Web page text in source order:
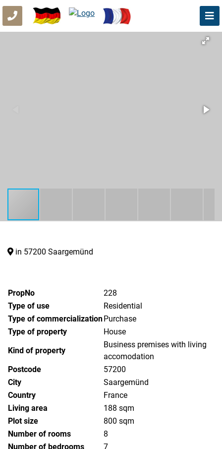
in 57200 Saargemünd
PropNo
228
Type of use
Residential
Type of commercializationPurchase
Type of property
House
Kind of property
Business premises with living
accomodation
Postcode
57200
City
Saargemünd
Country
France
Living area
188 sqm
Plot size
800 sqm
Number of rooms
8
Number of bedrooms
7